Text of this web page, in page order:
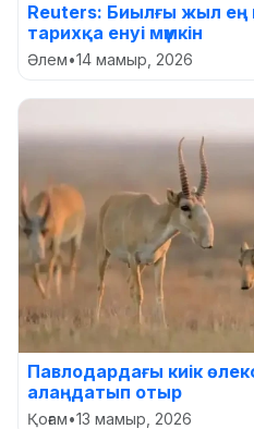
Reuters: Биылғы жыл ең
тарихқа енуі мүмкін
Әлем•14 мамыр, 2026
Павлодардағы киік
алаңдатып отыр
Қоғам•13 мамыр, 2026